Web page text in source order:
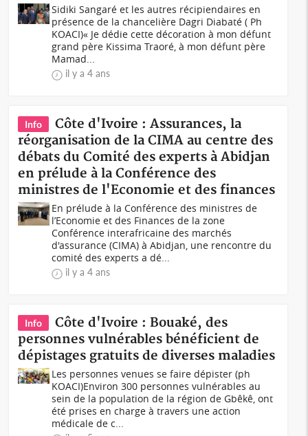
Sidiki Sangaré et les autres récipiendaires en
présence de la chancelière Dagri Diabaté ( Ph
KOACI)« Je dédie cette décoration à mon défunt
grand père Kissima Traoré, à mon défunt père
Mamad...
il y a 4 ans
Info
Côte d'Ivoire : Assurances, la
réorganisation de la CIMA au centre des
débats du Comité des experts à Abidjan
en prélude à la Conférence des
ministres de l'Economie et des finances
En prélude à la Conférence des ministres de
l’Economie et des Finances de la zone
Conférence interafricaine des marchés
d'assurance (CIMA) à Abidjan, une rencontre du
comité des experts a dé...
il y a 4 ans
Info
Côte d'Ivoire : Bouaké, des
personnes vulnérables bénéficient de
dépistages gratuits de diverses maladies
Les personnes venues se faire dépister (ph
KOACI)Environ 300 personnes vulnérables au
sein de la population de la région de Gbêkê, ont
été prises en charge à travers une action
médicale de c...